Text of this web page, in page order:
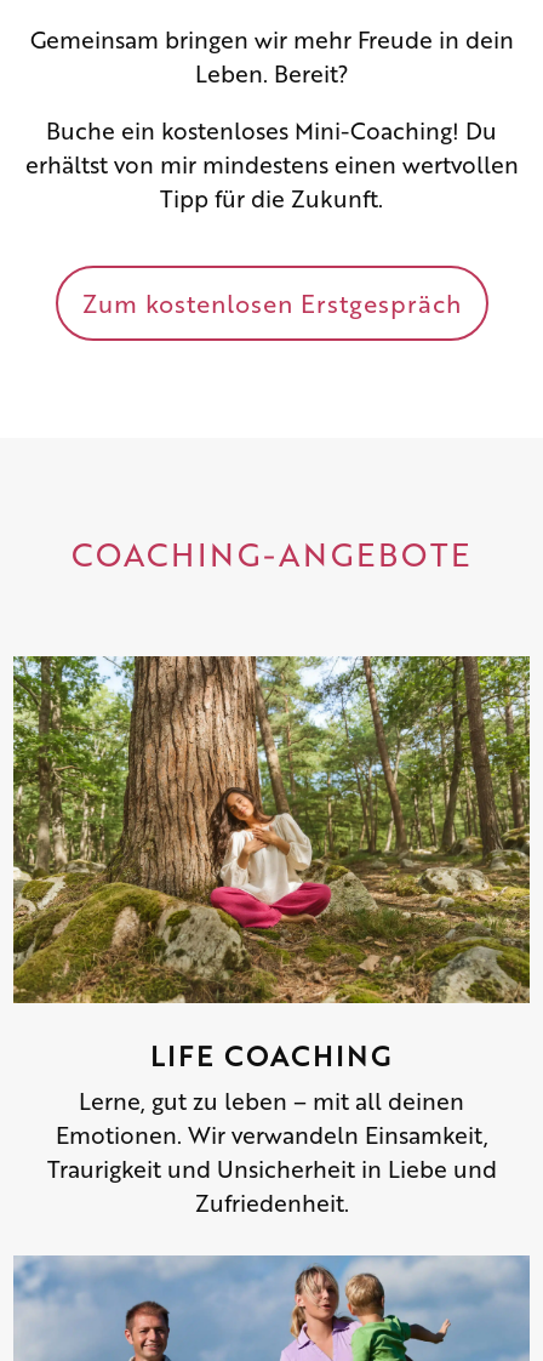
Gemeinsam bringen wir mehr Freude in dein
Leben. Bereit?
Buche ein kostenloses Mini-Coaching! Du
erhältst von mir mindestens einen wertvollen
Tipp für die Zukunft.
Zum kostenlosen Erstgespräch
COACHING-ANGEBOTE
LIFE COACHING
Lerne, gut zu leben – mit all deinen
Emotionen. Wir verwandeln Einsamkeit,
Traurigkeit und Unsicherheit in Liebe und
Zufriedenheit.